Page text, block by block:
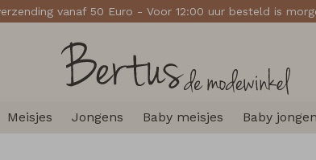
vanaf 50 Euro - Voor 12:00 uur besteld is
Meisjes Jongens Baby meisjes Baby